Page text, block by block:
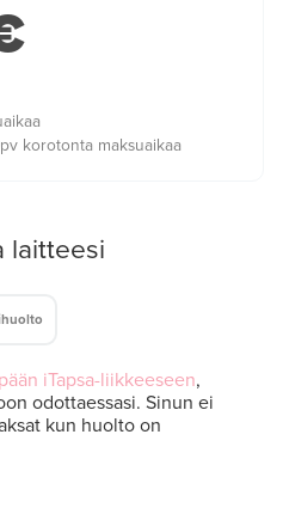
korotonta maksuaikaa
laitteesi
iTapsa-liikkeeseen,
odottaessasi. Sinun ei
kun huolto on